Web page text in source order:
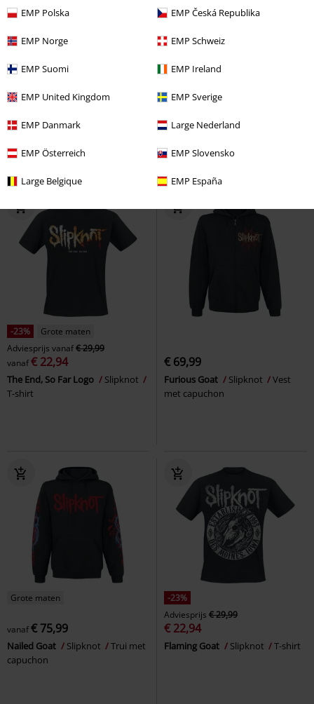
EMP Polska EMP Česká Republika
EMP Norge EMP Schweiz
EMP Suomi EMP Ireland
EMP United Kingdom EMP Sverige
EMP Danmark Large Nederland
EMP Österreich EMP Slovensko
Large Belgique EMP España
-15%
Grote maten
vanaf€ 22,94
T-shirt
Grote maten
vanaf€ 23,99
-23%
Grote maten
Adviesprijs vanaf€ 29,99
vanaf€ 22,94
The End, So Far Logo
Slipknot
T-shirt
€ 69,99
Furious Goat Slipknot
Vest
met capuchon
Grote maten
vanaf€ 75,99
Nailed Goat Slipknot
Trui met
capuchon
-23%
Adviesprijs € 29,99
€ 22,94
Flaming Goat Slipknot T-shirt